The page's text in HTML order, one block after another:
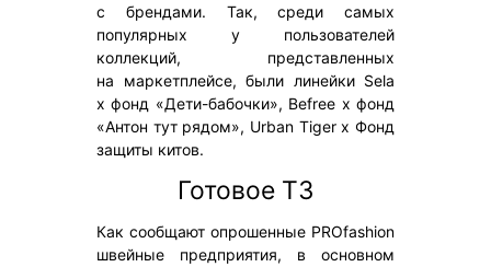
с брендами. Так, среди самых
популярных у пользователей
коллекций, представленных
на маркетплейсе, были линейки Sela
x фонд «Дети-бабочки», Befree x фонд
«Антон тут рядом», Urban Tiger x Фонд
защиты китов.
Готовое ТЗ
Как сообщают опрошенные PROfashion
швейные предприятия, в основном